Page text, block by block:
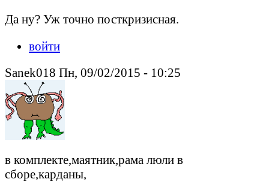
Да ну? Уж точно посткризисная.
войти
Sanek018 Пн, 09/02/2015 - 10:25
в комплекте,маятник,рама люли в
сборе,карданы,